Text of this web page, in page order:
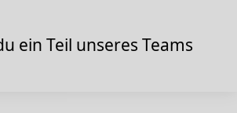
ein Teil unseres Teams